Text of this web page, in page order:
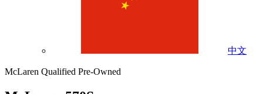
中文
McLaren Qualified Pre-Owned